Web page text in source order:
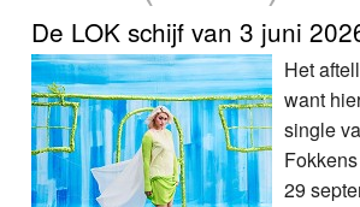
Webcam
Info
De LOK schijf van 3 juni
Het
want
single
29